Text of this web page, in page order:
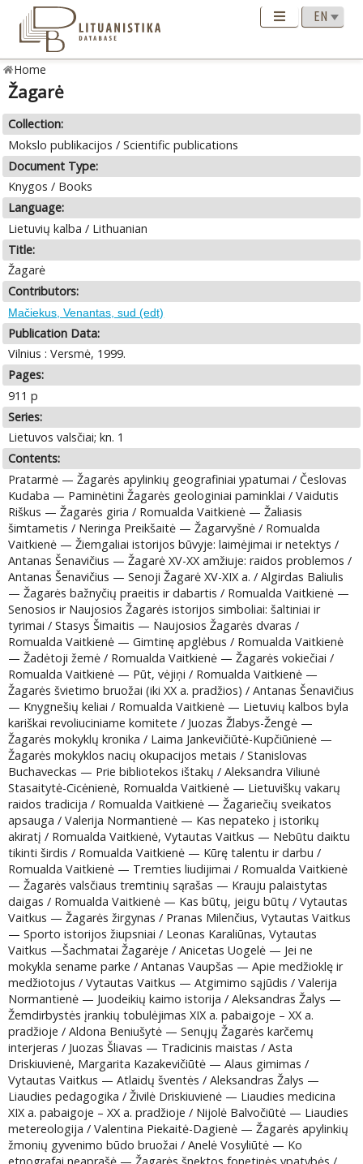
Home
Žagarė
Collection:
Mokslo publikacijos / Scientific publications
Document Type:
Knygos / Books
Language:
Lietuvių kalba / Lithuanian
Title:
Žagarė
Contributors:
Mačiekus, Venantas, sud (edt)
Publication Data:
Vilnius : Versmė, 1999.
Pages:
911 p
Series:
Lietuvos valsčiai; kn. 1
Contents:
Pratarmė — Žagarės apylinkių geografiniai ypatumai / Česlovas
Kudaba — Paminėtini Žagarės geologiniai paminklai / Vaidutis
Riškus — Žagarės giria / Romualda Vaitkienė — Žaliasis
šimtametis / Neringa Preikšaitė — Žagarvyšnė / Romualda
Vaitkienė — Žiemgaliai istorijos būvyje: laimėjimai ir netektys /
Antanas Šenavičius — Žagarė XV-XX amžiuje: raidos problemos /
Antanas Šenavičius — Senoji Žagarė XV-XIX a. / Algirdas Baliulis
— Žagarės bažnyčių praeitis ir dabartis / Romualda Vaitkienė —
Senosios ir Naujosios Žagarės istorijos simboliai: šaltiniai ir
tyrimai / Stasys Šimaitis — Naujosios Žagarės dvaras /
Romualda Vaitkienė — Gimtinę apglėbus / Romualda Vaitkienė
— Žadėtoji žemė / Romualda Vaitkienė — Žagarės vokiečiai /
Romualda Vaitkienė — Pūt, vėjiņi / Romualda Vaitkienė —
Žagarės švietimo bruožai (iki XX a. pradžios) / Antanas Šenavičius
— Knygnešių keliai / Romualda Vaitkienė — Lietuvių kalbos byla
kariškai revoliuciniame komitete / Juozas Žlabys-Žengė —
Žagarės mokyklų kronika / Laima Jankevičiūtė-Kupčiūnienė —
Žagarės mokyklos nacių okupacijos metais / Stanislovas
Buchaveckas — Prie bibliotekos ištakų / Aleksandra Viliunė
Stasaitytė-Cicėnienė, Romualda Vaitkienė — Lietuviškų vakarų
raidos tradicija / Romualda Vaitkienė — Žagariečių sveikatos
apsauga / Valerija Normantienė — Kas nepateko į istorikų
akiratį / Romualda Vaitkienė, Vytautas Vaitkus — Nebūtu daiktu
tikinti širdis / Romualda Vaitkienė — Kūrę talentu ir darbu /
Romualda Vaitkienė — Tremties liudijimai / Romualda Vaitkienė
— Žagarės valsčiaus tremtinių sąrašas — Krauju palaistytas
daigas / Romualda Vaitkienė — Kas būtų, jeigu būtų / Vytautas
Vaitkus — Žagarės žirgynas / Pranas Milenčius, Vytautas Vaitkus
— Sporto istorijos žiupsniai / Leonas Karaliūnas, Vytautas
Vaitkus —Šachmatai Žagarėje / Anicetas Uogelė — Jei ne
mokykla sename parke / Antanas Vaupšas — Apie medžioklę ir
medžiotojus / Vytautas Vaitkus — Atgimimo sąjūdis / Valerija
Normantienė — Juodeikių kaimo istorija / Aleksandras Žalys —
Žemdirbystės įrankių tobulėjimas XIX a. pabaigoje – XX a.
pradžioje / Aldona Beniušytė — Senųjų Žagarės karčemų
interjeras / Juozas Šliavas — Tradicinis maistas / Asta
Driskiuvienė, Margarita Kazakevičiūtė — Alaus gimimas /
Vytautas Vaitkus — Atlaidų šventės / Aleksandras Žalys —
Liaudies pedagogika / Živilė Driskiuvienė — Liaudies medicina
XIX a. pabaigoje – XX a. pradžioje / Nijolė Balvočiūtė — Liaudies
metereologija / Valentina Piekaitė-Dagienė — Žagarės apylinkių
žmonių gyvenimo būdo bruožai / Anelė Vosyliūtė — Ko